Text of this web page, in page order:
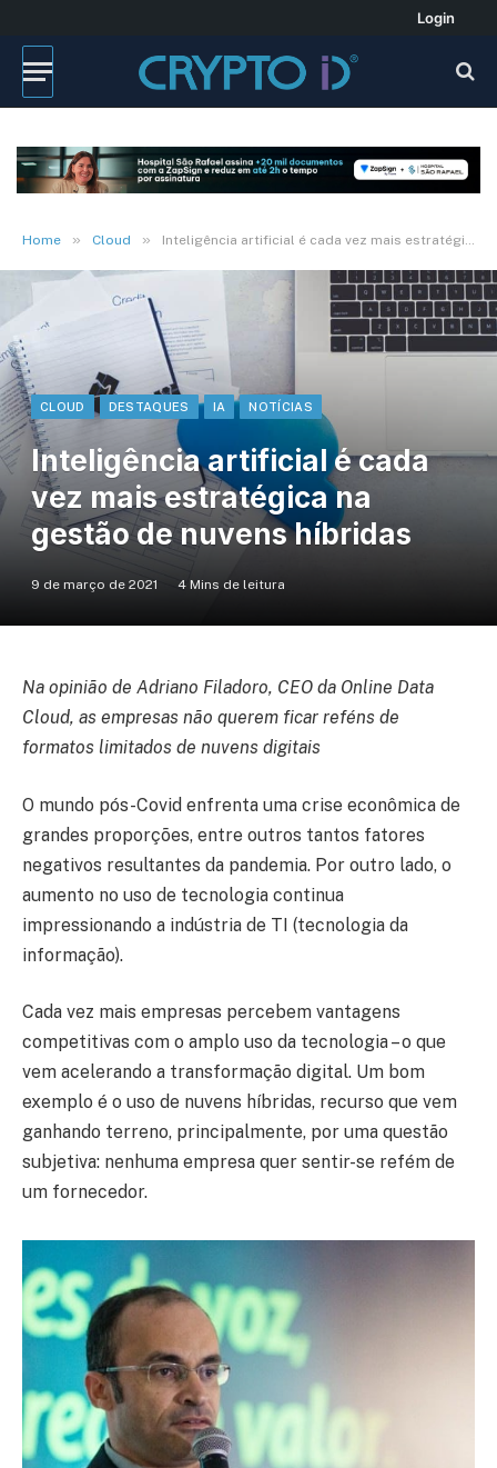
Login
Home » Cloud » Inteligência artificial é cada vez mais estratégica na gestão de nuvens híbridas
CLOUD DESTAQUES IA NOTÍCIAS
Inteligência artificial é cada
vez mais estratégica na
gestão de nuvens híbridas
9 de março de 2021 4 Mins de leitura
Na opinião de Adriano Filadoro, CEO da Online Data
Cloud, as empresas não querem ficar reféns de
formatos limitados de nuvens digitais
O mundo pós-Covid enfrenta uma crise econômica de
grandes proporções, entre outros tantos fatores
negativos resultantes da pandemia. Por outro lado, o
aumento no uso de tecnologia continua
impressionando a indústria de TI (tecnologia da
informação).
Cada vez mais empresas percebem vantagens
competitivas com o amplo uso da tecnologia – o que
vem acelerando a transformação digital. Um bom
exemplo é o uso de nuvens híbridas, recurso que vem
ganhando terreno, principalmente, por uma questão
subjetiva: nenhuma empresa quer sentir-se refém de
um fornecedor.